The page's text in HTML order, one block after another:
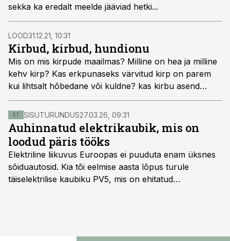
sekka ka eredalt meelde jääviad hetki...
LOOD31.12.21, 10:31
Kirbud, kirbud, hundionu
Mis on mis kirpude maailmas? Milline on hea ja milline
kehv kirp? Kas erkpunaseks värvitud kirp on parem
kui lihtsalt hõbedane või kuldne? kas kirbu asend
tamiilil mõjutab kuidagi kalade haakumist?
ST SISUTURUNDUS27.03.26, 09:31
Auhinnatud elektrikaubik, mis on
loodud päris tööks
Elektriline liikuvus Euroopas ei puuduta enam üksnes
sõiduautosid. Kia tõi eelmise aasta lõpus turule
täiselektrilise kaubiku PV5, mis on ehitatud